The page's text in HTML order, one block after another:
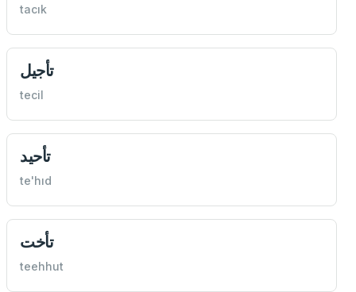
tacık
تأجيل
tecil
تأحيد
te'hıd
تأخت
teehhut